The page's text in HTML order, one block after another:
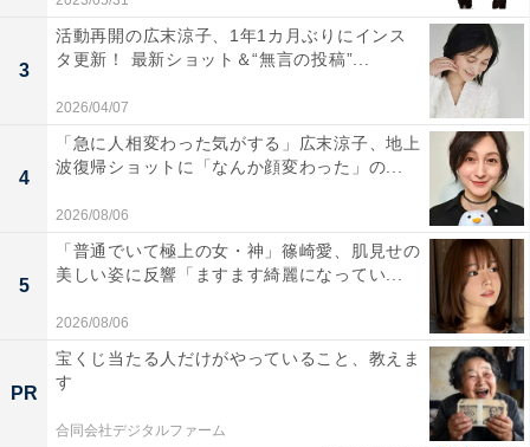
3
活動再開の広末涼子、1年1カ月ぶりにインス
タ更新！ 最新ショット＆“無言の投稿”...
2026/04/07
4
「急に人相変わった気がする」広末涼子、地上
波復帰ショットに「なんか顔変わった」の...
2026/08/06
5
「普通でいて極上の女・神」篠崎愛、肌見せの
美しい姿に反響「ますます綺麗になってい...
2026/08/06
PR
宝くじ当たる人だけがやっていること、教えま
す
合同会社デジタルファーム